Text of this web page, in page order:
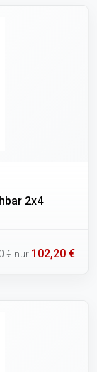
2x4
€ nur 102,20 €